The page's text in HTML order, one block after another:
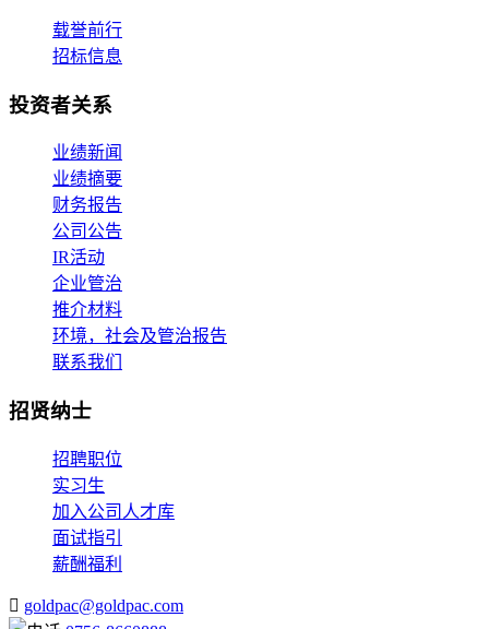
载誉前行
招标信息
投资者关系
业绩新闻
业绩摘要
财务报告
公司公告
IR活动
企业管治
推介材料
环境，社会及管治报告
联系我们
招贤纳士
招聘职位
实习生
加入公司人才库
面试指引
薪酬福利
goldpac@goldpac.com